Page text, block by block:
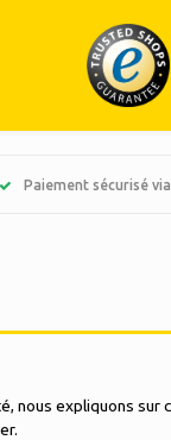
Paiement sécurisé
nous expliquons sur